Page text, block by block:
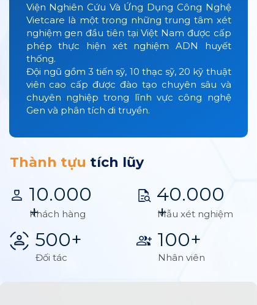
Viện Nghiên Cứu Và Ứng Dụng Công Nghệ
Vietcare là một trong những trung tâm xét
nghiệm gen đầu tiên tại Việt Nam được cấp
phép thực hiện xét nghiệm ADN huyết
thống.
Đội ngũ gồm 3 tiến sỹ, 10 thạc sỹ, 20 kỹ thuật
viên cao cấp được đào tạo chuyên sâu và
chuyên nghiệp trong lĩnh vực công nghệ
Gen và phân tích di truyền.
Thành tựu tích lũy
10.000
+
Khách hàng
40.000
+
Mẫu xét nghiệm
100+
Nhân viên
500+
Đối tác